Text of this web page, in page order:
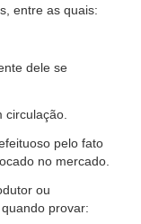
entre as quais:
dele se
pelo fato
no mercado.
ou
provar: